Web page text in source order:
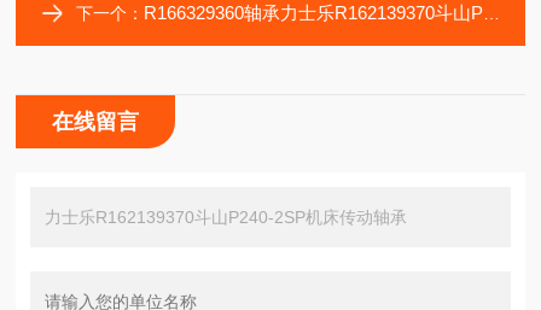
下一个： R166329360轴承力士乐R162139370斗山P240-2SP机床传动轴承
在线留言